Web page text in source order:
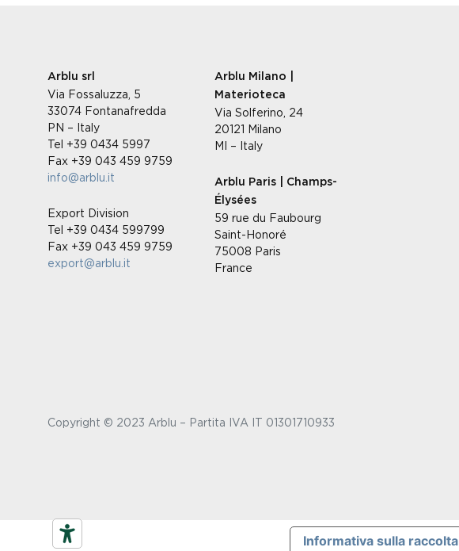
Arblu srl
Via Fossaluzza, 5
33074 Fontanafredda
PN – Italy
Tel +39 0434 5997
Fax +39 043 459 9759
info@arblu.it
Export Division
Tel +39 0434 599799
Fax +39 043 459 9759
export@arblu.it
Arblu Milano |
Materioteca
Via Solferino, 24
20121 Milano
MI – Italy
Arblu Paris | Champs-
Élysées
59 rue du Faubourg
Saint-Honoré
75008 Paris
France
Copyright © 2023 Arblu – Partita IVA IT 01301710933
Informativa sulla raccolta